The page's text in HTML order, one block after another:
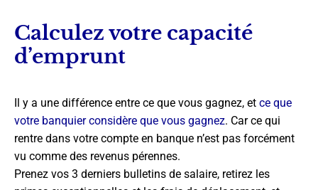
Calculez votre capacité
d’emprunt
Il y a une différence entre ce que vous gagnez, et ce que
votre banquier considère que vous gagnez. Car ce qui
rentre dans votre compte en banque n’est pas forcément
vu comme des revenus pérennes.
Prenez vos 3 derniers bulletins de salaire, retirez les